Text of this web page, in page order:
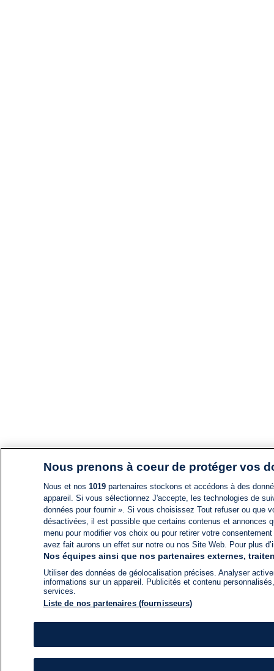
Nous prenons à coeur de protéger vos
Nous et nos 1019partenaires stockons et accédons à des
appareil. Si vous sélectionnez J'accepte, les technologies de
données pour fournir ». Si vous choisissez Tout refuser ou
désactivées, il est possible que certains contenus et annonces
menu pour modifier vos choix ou pour retirer votre
avez fait aurons un effet sur notre ou nos Site Web. Pour plus
Nos équipes ainsi que nos partenaires externes,
Utiliser des données de géolocalisation précises. Analyser
informations sur un appareil. Publicités et contenu
services.
Liste de nos partenaires (fournisseurs)